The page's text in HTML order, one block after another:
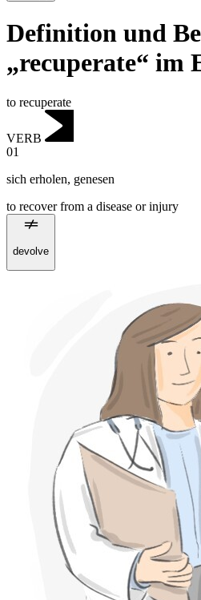
Definition und
„recuperate“ im
to recuperate
VERB
01
sich erholen, genesen
to recover from a disease or injury
devolve